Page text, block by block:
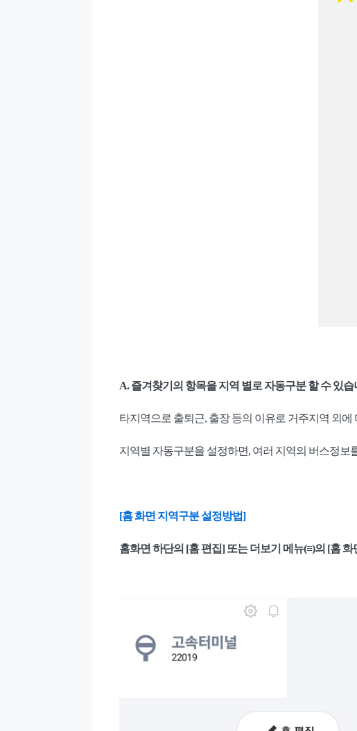
A. 즐겨찾기의 항목을 지역 별로 자동구분 할 수 있습
타지역으로 출퇴근, 출장 등의 이유로 거주지역 외
지역별 자동구분을 설정하면, 여러 지역의 버스정
[홈 화면 지역구분 설정방법]
홈화면 하단의 [홈 편집] 또는 더보기 메뉴(≡)의 [홈